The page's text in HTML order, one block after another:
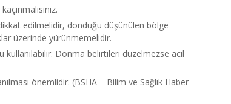
edilmelidir, donduğu düşünülen bölge
üzerinde yürünmemelidir.
kullanılabilir. Donma belirtileri düzelmezse acil
önemlidir. (BSHA – Bilim ve Sağlık Haber